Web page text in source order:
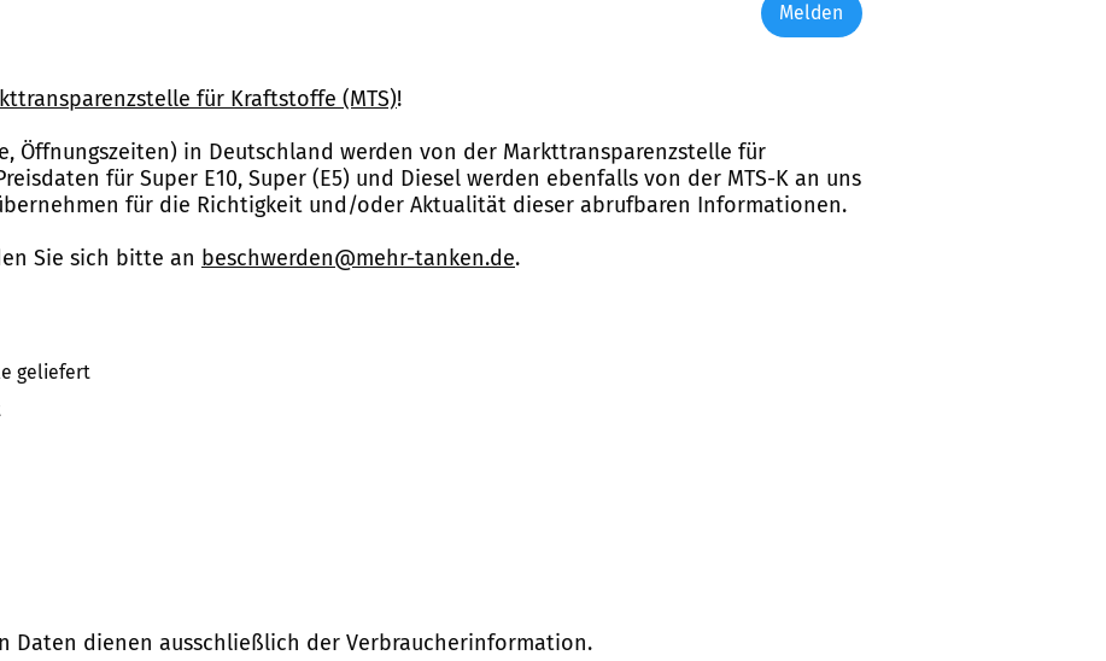
Melden
für Kraftstoffe (MTS)!
Öffnungszeiten) in Deutschland werden von der Markttransparenzstelle für
für Super E10, Super (E5) und Diesel werden ebenfalls von der MTS-K an uns
für die Richtigkeit und/oder Aktualität dieser abrufbaren Informationen.
Sie sich bitte an beschwerden@mehr-tanken.de.
geliefert
dienen ausschließlich der Verbraucherinformation.